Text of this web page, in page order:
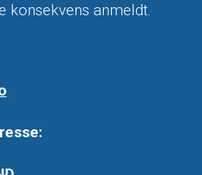
konsekvens anmeldt.